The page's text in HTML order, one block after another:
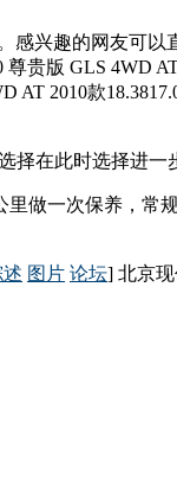
感兴趣的网友可
贵版 GLS 4WD
AT 2010款
择在此时选择进一
做一次保养，常
图片 论坛] 北京